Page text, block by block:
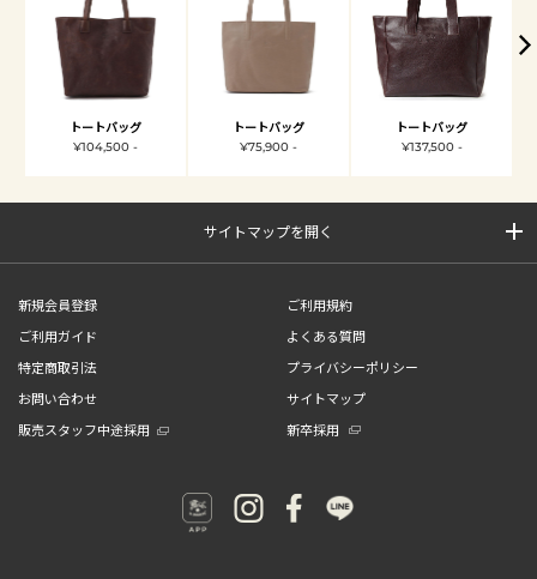
トートバッグ
¥104,500 -
トートバッグ
¥75,900 -
トートバッグ
¥137,500 -
サイトマップを開く
新規会員登録
ご利用規約
ご利用ガイド
よくある質問
特定商取引法
プライバシーポリシー
お問い合わせ
サイトマップ
販売スタッフ中途採用
新卒採用